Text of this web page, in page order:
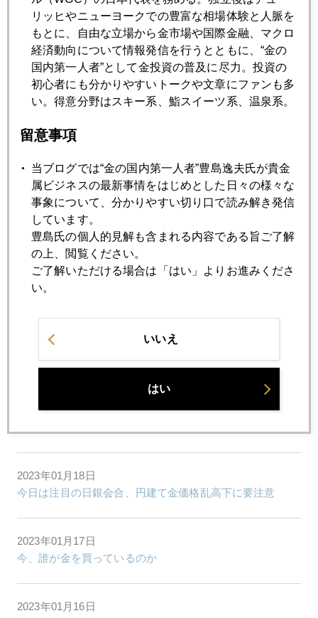
2023年01月30日
初心者向け 金とドルの関係
2023年01月27日
今こそ原点に戻る時
金現物小売価格が１万円になる日
2023年01月25日
国内金価格史上最高値更新
2023年01月24日
中国ゼロコロナ撤廃、金への影響
2023年01月23日
「プライベート」にご用心
2023年01月19日
2023年01月18日
今日は注目の日銀会合、円建て金価格乱高下に要注意
2023年01月17日
今、誰が金を買っているのか
2023年01月16日
リッヒやニューヨークでの豊富な相場体験と人脈を
もとに、自由な立場から金市場や国際金融、マクロ
経済動向について情報発信を行うとともに、“金の
国内第一人者”として金投資の普及に尽力。投資の
初心者にも分かりやすいトークや文章にファンも多
い。得意分野はスキー系、鮨スイーツ系、温泉系。
留意事項
当ブログでは“金の国内第一人者”豊島逸夫氏が貴金
属ビジネスの最新事情をはじめとした日々の様々な
事象について、分かりやすい切り口で読み解き発信
しています。
豊島氏の個人的見解も含まれる内容である旨ご了解
の上、閲覧ください。
ご了解いただける場合は「はい」よりお進みくださ
い。
いいえ
はい